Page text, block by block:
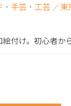
・手芸・工芸 ／東
付け。初心者か